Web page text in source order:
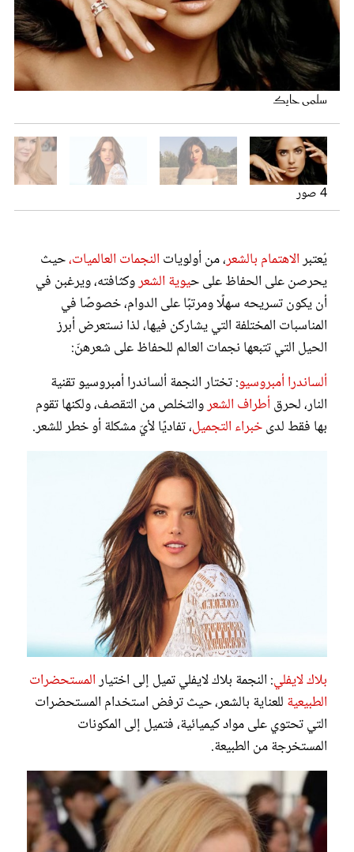
سلمى حايك
كايلي جينر
اليساندرا أمبروسيو
نيكول كيدمان
4 صور
يُعتبرالاهتمام بالشعر، من أولويات النجمات العالميات،حيث
يحرصن على الحفاظ على حيوية الشعروكثافته، ويرغبن في
أن يكون تسريحه سهلًا ومرتبًا على الدوام، خصوصًا في
المناسبات المختلفة التي يشاركن فيها، لذا نستعرض أبرز
الحيل التي تتبعها نجمات العالم للحفاظ على شعرهنّ:
ألساندرا أمبروسيو: تختار النجمة ألساندرا أمبروسيو تقنية
النار، لحرقأطراف الشعروالتخلص من التقصف، ولكنها تقوم
بها فقط لدىخبراء التجميل، تفاديًا لأيّ مشكلة أو خطر للشعر.
بلاك لايفلي: النجمة بلاك لايفلي تميل إلى اختيارالمستحضرات
الطبيعية للعناية بالشعر، حيث ترفض استخدام المستحضرات
التي تحتوي على مواد كيميائية، فتميل إلى المكونات
المستخرجة من الطبيعة.
عروس سيدتي
غلاف رفمي